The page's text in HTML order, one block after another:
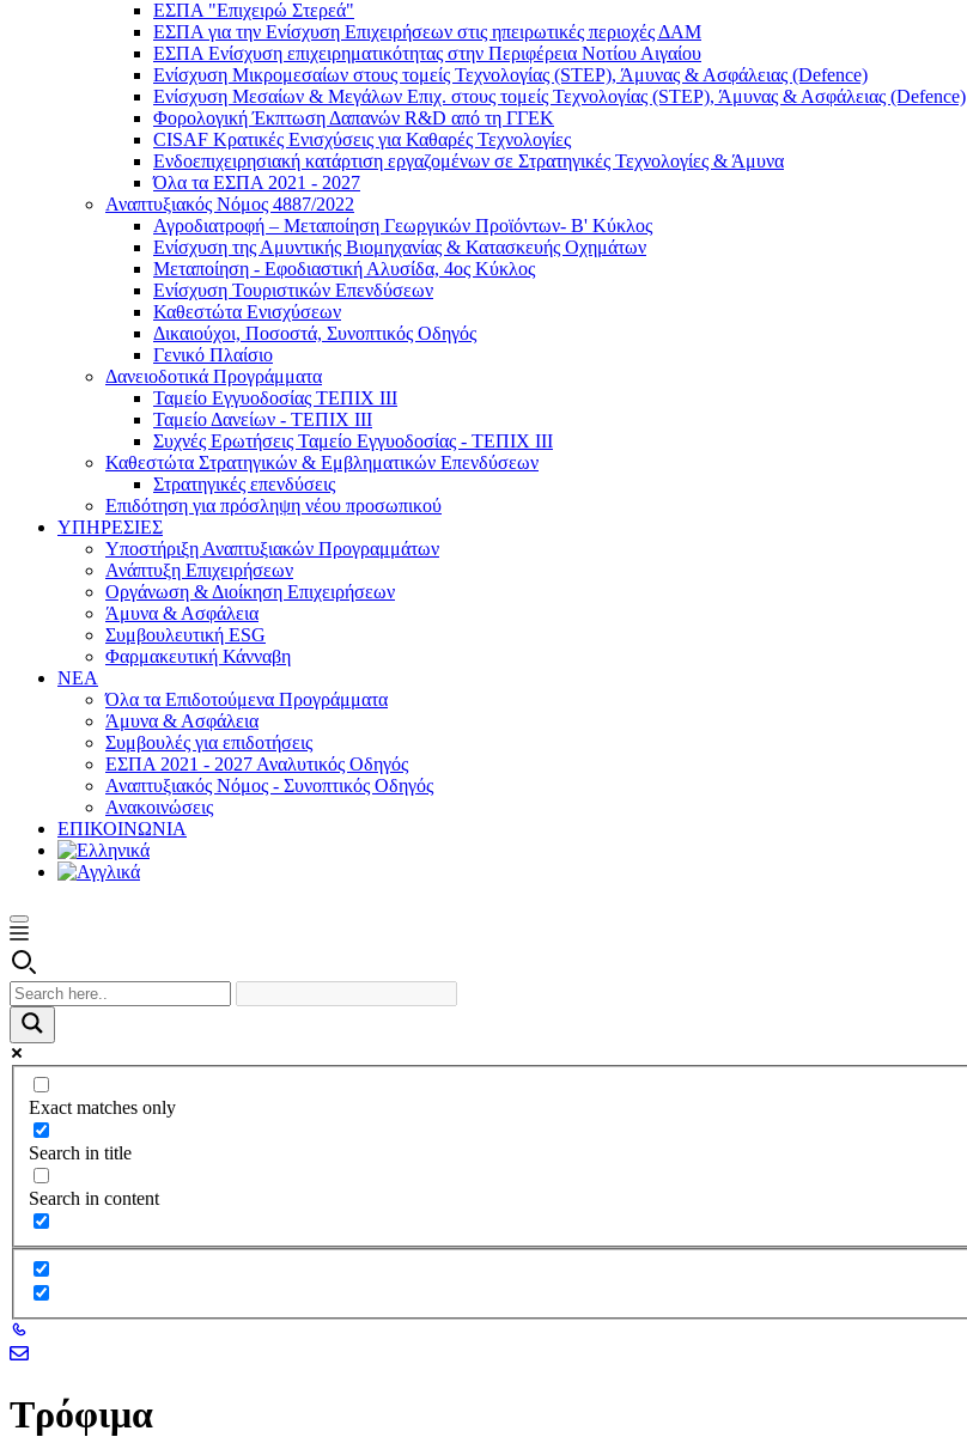
ΕΣΠΑ "Επιχειρώ Στερεά"
ΕΣΠΑ για την Ενίσχυση Επιχειρήσεων στις ηπειρωτικές περιοχές ΔΑΜ
ΕΣΠΑ Ενίσχυση επιχειρηματικότητας στην Περιφέρεια Νοτίου Αιγαίου
Ενίσχυση Μικρομεσαίων στους τομείς Τεχνολογίας (STEP), Άμυνας & Ασφάλειας (Defence)
Ενίσχυση Μεσαίων & Μεγάλων Επιχ. στους τομείς Τεχνολογίας (STEP), Άμυνας & Ασφάλειας (Defence)
Φορολογική Έκπτωση Δαπανών R&D από τη ΓΓΕΚ
CISAF Κρατικές Ενισχύσεις για Καθαρές Τεχνολογίες
Ενδοεπιχειρησιακή κατάρτιση εργαζομένων σε Στρατηγικές Τεχνολογίες & Άμυνα
Όλα τα ΕΣΠΑ 2021 - 2027
Αναπτυξιακός Νόμος 4887/2022
Αγροδιατροφή – Μεταποίηση Γεωργικών Προϊόντων- Β' Κύκλος
Eνίσχυση της Αμυντικής Βιομηχανίας & Κατασκευής Οχημάτων
Μεταποίηση - Εφοδιαστική Αλυσίδα, 4ος Κύκλος
Ενίσχυση Τουριστικών Επενδύσεων
Καθεστώτα Ενισχύσεων
Δικαιούχοι, Ποσοστά, Συνοπτικός Οδηγός
Γενικό Πλαίσιο
Δανειοδοτικά Προγράμματα
Ταμείο Εγγυοδοσίας ΤΕΠΙΧ ΙΙΙ
Ταμείο Δανείων - ΤΕΠΙΧ ΙΙΙ
Συχνές Ερωτήσεις Ταμείο Εγγυοδοσίας - ΤΕΠΙΧ ΙΙΙ
Καθεστώτα Στρατηγικών & Εμβληματικών Επενδύσεων
Στρατηγικές επενδύσεις
Επιδότηση για πρόσληψη νέου προσωπικού
ΥΠΗΡΕΣΙΕΣ
Υποστήριξη Αναπτυξιακών Προγραμμάτων
Ανάπτυξη Επιχειρήσεων
Οργάνωση & Διοίκηση Επιχειρήσεων
Άμυνα & Ασφάλεια
Συμβουλευτική ESG
Φαρμακευτική Κάνναβη
ΝΕΑ
Όλα τα Επιδοτούμενα Προγράμματα
Άμυνα & Ασφάλεια
Συμβουλές για επιδοτήσεις
ΕΣΠΑ 2021 - 2027 Αναλυτικός Οδηγός
Αναπτυξιακός Νόμος - Συνοπτικός Οδηγός
Ανακοινώσεις
ΕΠΙΚΟΙΝΩΝΙΑ
Exact matches only
Search in title
Search in content
Τρόφιμα